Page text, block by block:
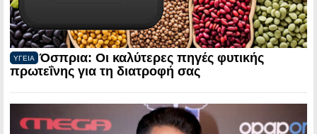
ΥΓΕΙΑ
Όσπρια: Οι καλύτερες πηγές φυτικής
πρωτεΐνης για τη διατροφή σας